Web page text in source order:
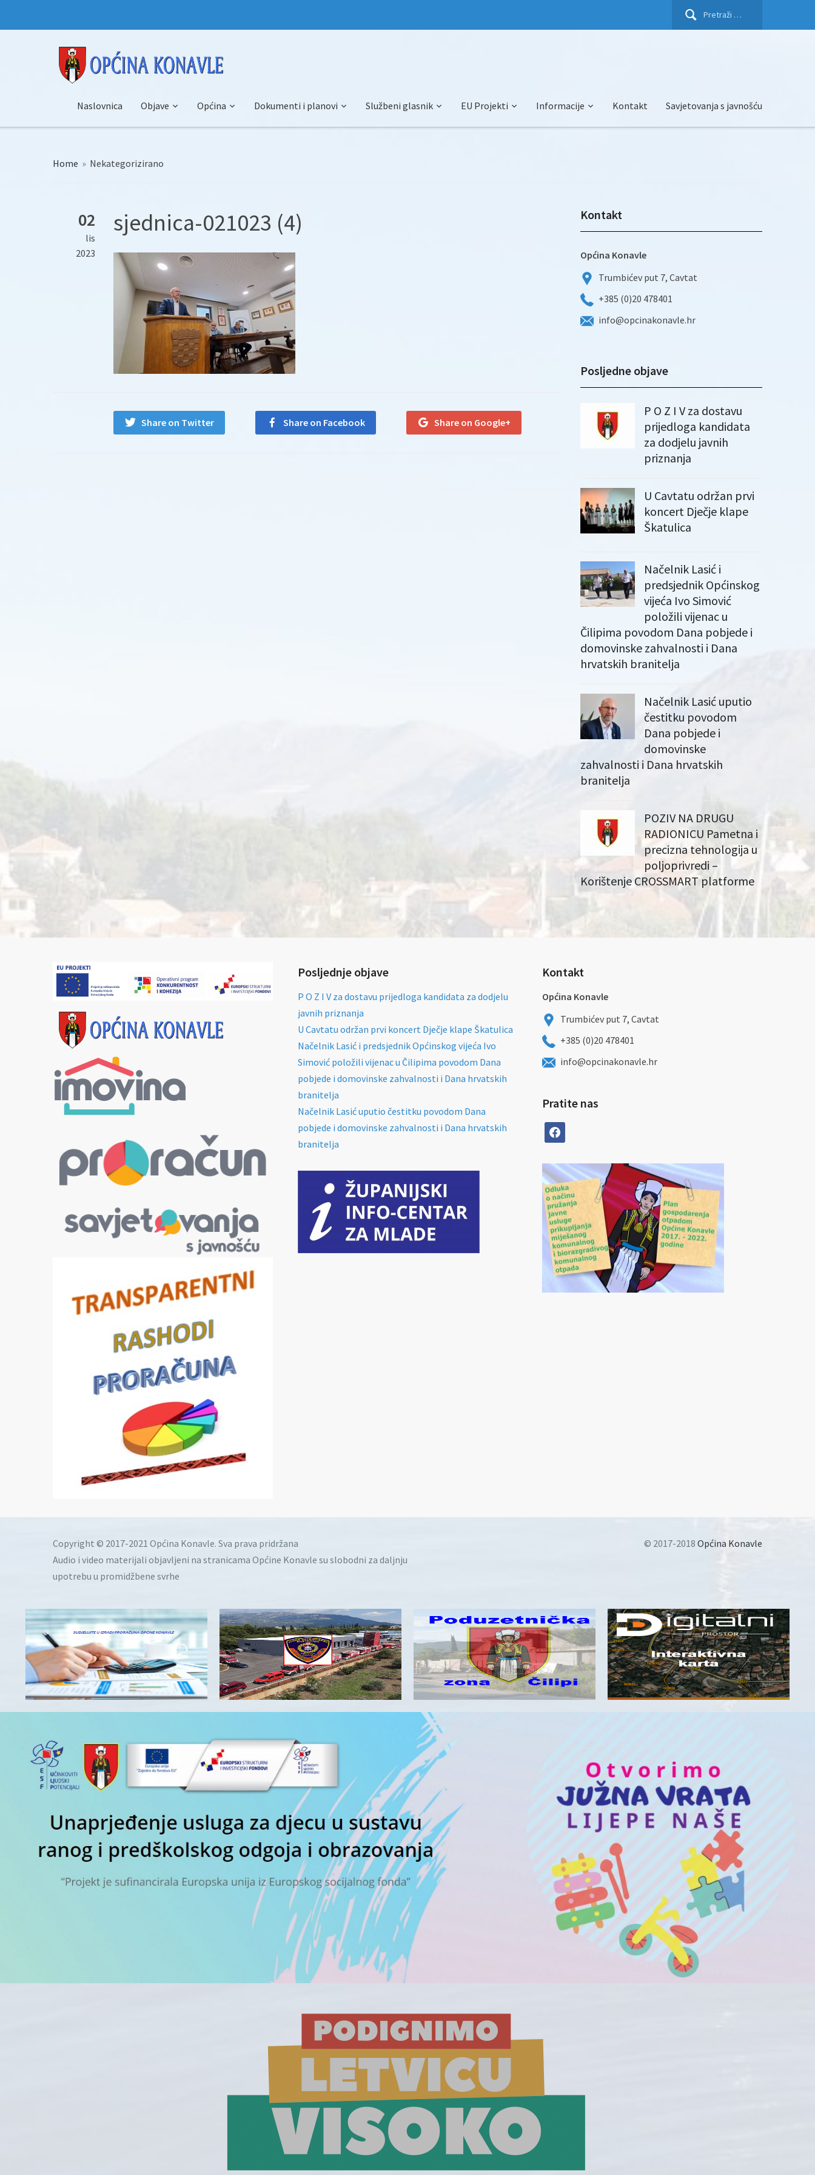
Pretraži:
Naslovnica Objave Općina Dokumenti i planovi Službeni glasnik EU Projekti Informacije Kontakt Savjetovanja s javnošću
Home » Nekategorizirano
02
lis
2023
sjednica-021023 (4)
Share on Twitter Share on Facebook Share on Google+
Kontakt
Općina Konavle
Trumbićev put 7, Cavtat
+385 (0)20 478401
info@opcinakonavle.hr
Posljedne objave
P O Z I V za dostavu
prijedloga kandidata
za dodjelu javnih
priznanja
U Cavtatu održan prvi
koncert Dječje klape
Škatulica
Načelnik Lasić i
predsjednik Općinskog
vijeća Ivo Simović
položili vijenac u
Čilipima povodom Dana pobjede i
domovinske zahvalnosti i Dana
hrvatskih branitelja
Načelnik Lasić uputio
čestitku povodom
Dana pobjede i
domovinske
zahvalnosti i Dana hrvatskih
branitelja
POZIV NA DRUGU
RADIONICU Pametna i
precizna tehnologija u
poljoprivredi –
Korištenje CROSSMART platforme
Posljednje objave
P O Z I V za dostavu prijedloga kandidata za dodjelu
javnih priznanja
U Cavtatu održan prvi koncert Dječje klape Škatulica
Načelnik Lasić i predsjednik Općinskog vijeća Ivo
Simović položili vijenac u Čilipima povodom Dana
pobjede i domovinske zahvalnosti i Dana hrvatskih
branitelja
Načelnik Lasić uputio čestitku povodom Dana
pobjede i domovinske zahvalnosti i Dana hrvatskih
branitelja
Kontakt
Općina Konavle
Trumbićev put 7, Cavtat
+385 (0)20 478401
info@opcinakonavle.hr
Pratite nas
facebook
Copyright © 2017-2021 Općina Konavle. Sva prava pridržana
Audio i video materijali objavljeni na stranicama Općine Konavle su slobodni za daljnju
upotrebu u promidžbene svrhe
© 2017-2018 Općina Konavle